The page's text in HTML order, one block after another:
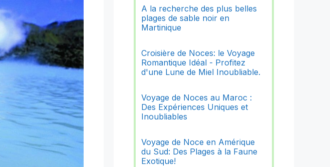
A la recherche des plus belles
plages de sable noir en
Martinique
Croisière de Noces: le Voyage
Romantique Idéal - Profitez
d'une Lune de Miel Inoubliable.
Voyage de Noces au Maroc :
Des Expériences Uniques et
Inoubliables
Voyage de Noce en Amérique
du Sud: Des Plages à la Faune
Exotique!